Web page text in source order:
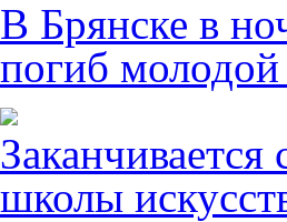
В Брянске в
погиб молодой
Заканчивается
школы